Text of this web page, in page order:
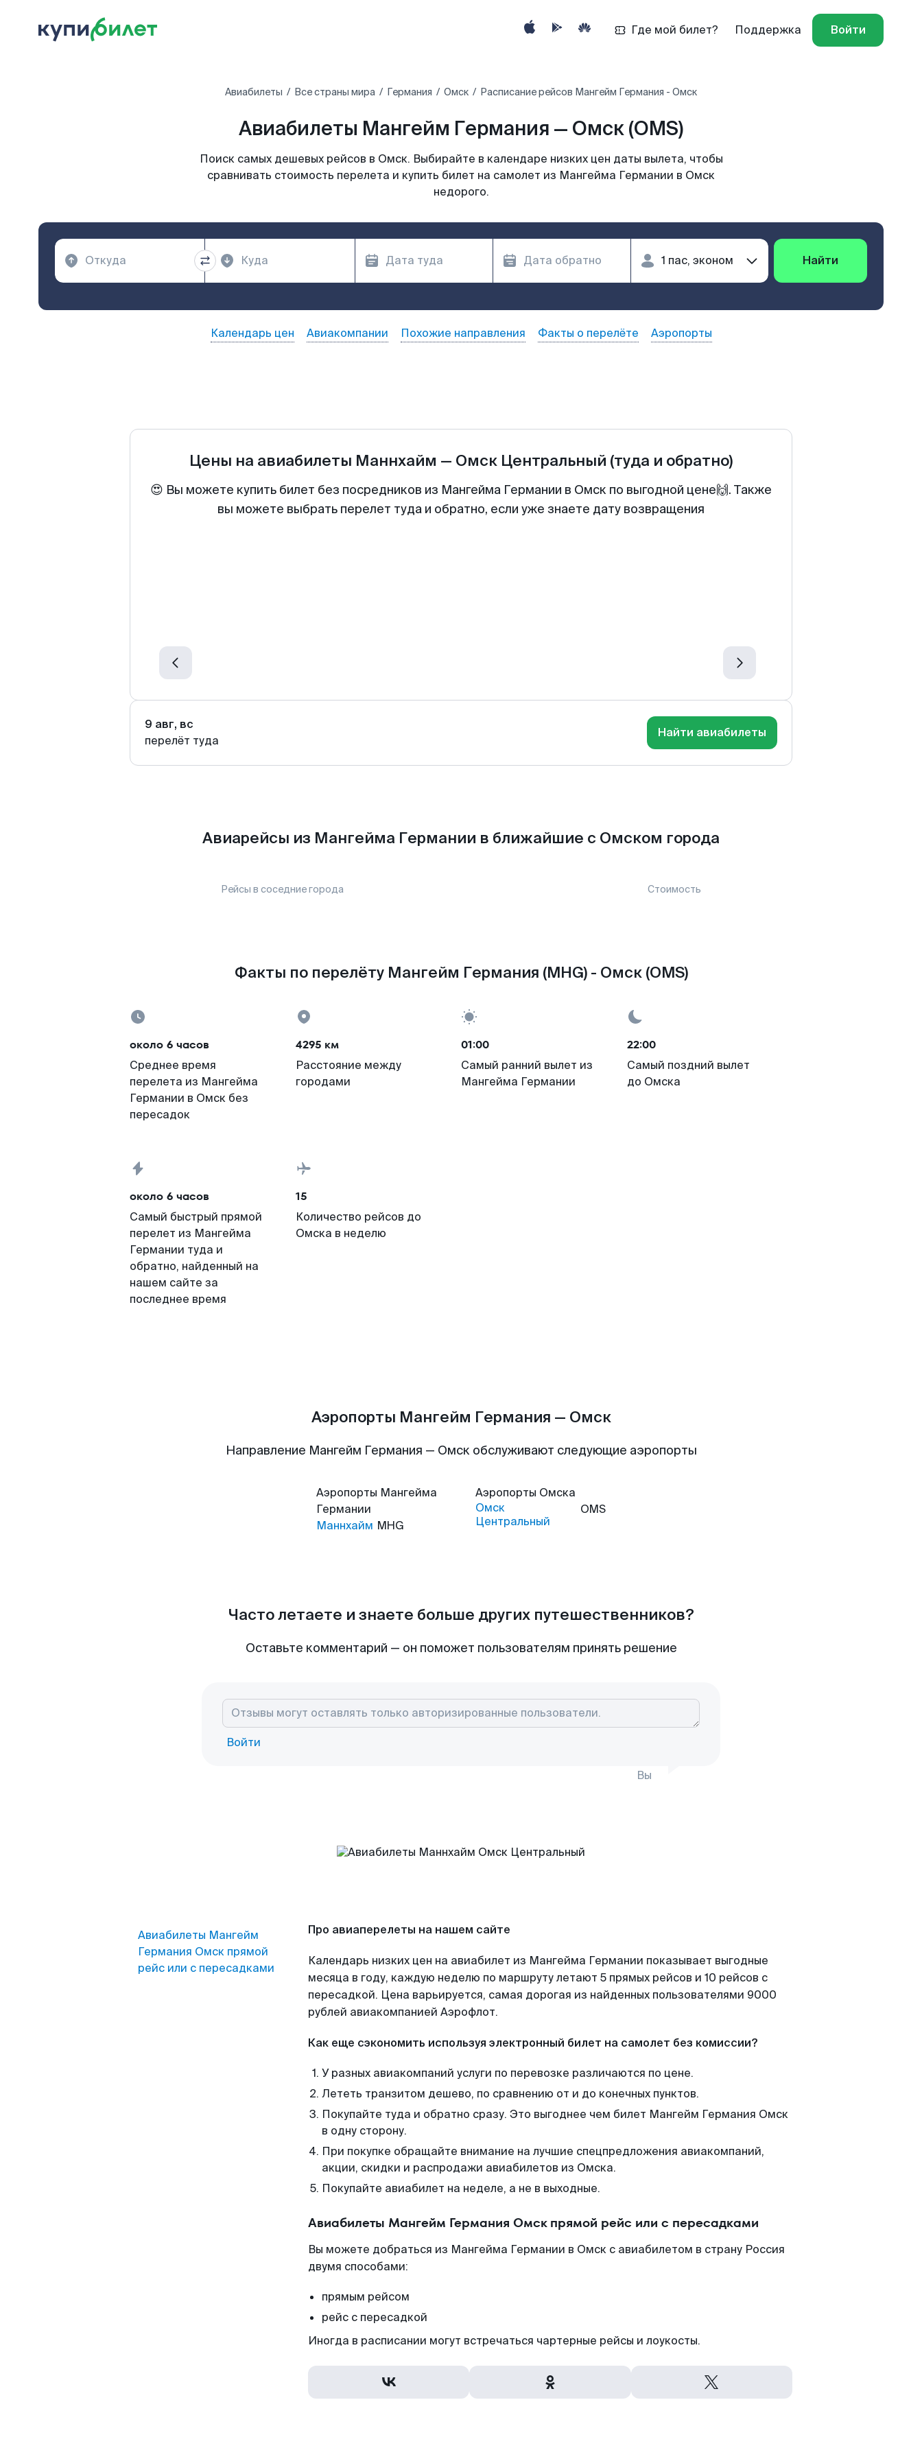
Где мой билет? Поддержка Войти
Авиабилеты Все страны мира Германия Омск Расписание рейсов Мангейм Германия - Омск
Авиабилеты Мангейм Германия — Омск (OMS)
Поиск самых дешевых рейсов в Омск. Выбирайте в календаре низких цен даты вылета, чтобы
сравнивать стоимость перелета и купить билет на самолет из Мангейма Германии в Омск
недорого.
Найти
Календарь цен Авиакомпании Похожие направления Факты о перелёте Аэропорты
Цены на авиабилеты Маннхайм — Омск Центральный (туда и обратно)
😍 Вы можете купить билет без посредников из Мангейма Германии в Омск по выгодной цене🙌. Также
вы можете выбрать перелет туда и обратно, если уже знаете дату возвращения
9 авг, вс
перелёт туда
Найти авиабилеты
Авиарейсы из Мангейма Германии в ближайшие с Омском города
Рейсы в соседние города Стоимость
Факты по перелёту Мангейм Германия (MHG) - Омск (OMS)
около 6 часов
Среднее время
перелета из Мангейма
Германии в Омск без
пересадок
4295 км
Расстояние между
городами
01:00
Самый ранний вылет из
Мангейма Германии
22:00
Самый поздний вылет
до Омска
около 6 часов
Самый быстрый прямой
перелет из Мангейма
Германии туда и
обратно, найденный на
нашем сайте за
последнее время
15
Количество рейсов до
Омска в неделю
Аэропорты Мангейм Германия — Омск
Направление Мангейм Германия — Омск обслуживают следующие аэропорты
Аэропорты Мангейма
Германии
Маннхайм MHG
Аэропорты Омска
Омск
Центральный
OMS
Часто летаете и знаете больше других путешественников?
Оставьте комментарий — он поможет пользователям принять решение
Войти
Вы
Авиабилеты Мангейм
Германия Омск прямой
рейс или с пересадками
Про авиаперелеты на нашем сайте
Календарь низких цен на авиабилет из Мангейма Германии показывает выгодные
месяца в году, каждую неделю по маршруту летают 5 прямых рейсов и 10 рейсов с
пересадкой. Цена варьируется, самая дорогая из найденных пользователями 9000
рублей авиакомпанией Аэрофлот.
Как еще сэкономить используя электронный билет на самолет без комиссии?
У разных авиакомпаний услуги по перевозке различаются по цене.
Лететь транзитом дешево, по сравнению от и до конечных пунктов.
Покупайте туда и обратно сразу. Это выгоднее чем билет Мангейм Германия Омск
в одну сторону.
При покупке обращайте внимание на лучшие спецпредложения авиакомпаний,
акции, скидки и распродажи авиабилетов из Омска.
Покупайте авиабилет на неделе, а не в выходные.
Авиабилеты Мангейм Германия Омск прямой рейс или с пересадками
Вы можете добраться из Мангейма Германии в Омск с авиабилетом в страну Россия
двумя способами:
прямым рейсом
рейс с пересадкой
Иногда в расписании могут встречаться чартерные рейсы и лоукосты.